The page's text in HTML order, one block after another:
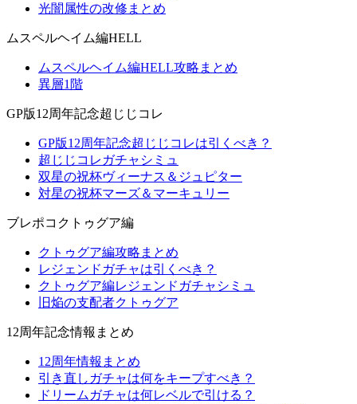
光闇属性の改修まとめ
ムスペルヘイム編HELL
ムスペルヘイム編HELL攻略まとめ
異層1階
GP版12周年記念超じじコレ
GP版12周年記念超じじコレは引くべき？
超じじコレガチャシミュ
双星の祝杯ヴィーナス＆ジュピター
対星の祝杯マーズ＆マーキュリー
ブレポコクトゥグア編
クトゥグア編攻略まとめ
レジェンドガチャは引くべき？
クトゥグア編レジェンドガチャシミュ
旧焔の支配者クトゥグア
12周年記念情報まとめ
12周年情報まとめ
引き直しガチャは何をキープすべき？
ドリームガチャは何レベルで引ける？